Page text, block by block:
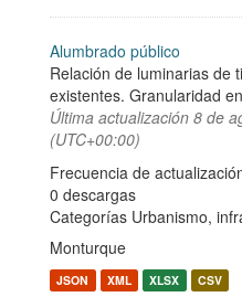
Alumbrado público
Relación de luminarias de
existentes. Granularidad
Última actualización 8 de
(UTC+00:00)
Frecuencia de
0 descargas
Categorías Urbanismo,
Monturque
JSON XML XLSX CSV